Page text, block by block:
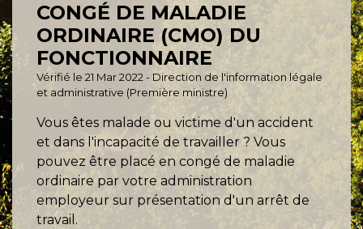
CONGÉ DE MALADIE
ORDINAIRE (CMO) DU
FONCTIONNAIRE
Vérifié le 21 Mar 2022 - Direction de l'information légale
et administrative (Première ministre)
Vous êtes malade ou victime d'un accident
et dans l'incapacité de travailler ? Vous
pouvez être placé en congé de maladie
ordinaire par votre administration
employeur sur présentation d'un arrêt de
travail.